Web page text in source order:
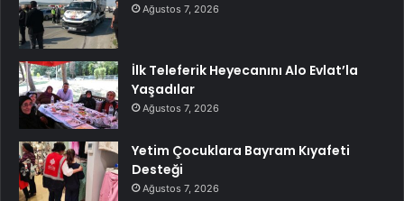
Ağustos 7, 2026
İlk Teleferik Heyecanını Alo Evlat’la
Yaşadılar
Ağustos 7, 2026
Yetim Çocuklara Bayram Kıyafeti
Desteği
Ağustos 7, 2026